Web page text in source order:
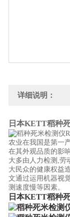
详细说明：
日本KETT稻种
农业在我国是第一
在其外观品质的影
大多由人力检测,劳
大民众的健康权益
文通过运用机器视
测速度慢等因素。
日本KETT稻种